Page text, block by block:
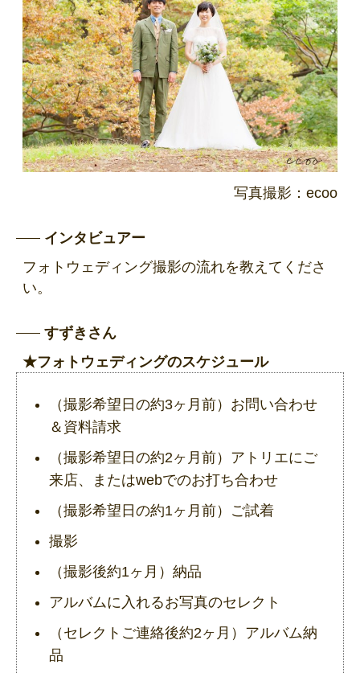
写真撮影：ecoo
インタビュアー
フォトウェディング撮影の流れを教えてくださ
い。
すずきさん
★フォトウェディングのスケジュール
（撮影希望日の約3ヶ月前）お問い合わせ
＆資料請求
（撮影希望日の約2ヶ月前）アトリエにご
来店、またはwebでのお打ち合わせ
（撮影希望日の約1ヶ月前）ご試着
撮影
（撮影後約1ヶ月）納品
アルバムに入れるお写真のセレクト
（セレクトご連絡後約2ヶ月）アルバム納
品